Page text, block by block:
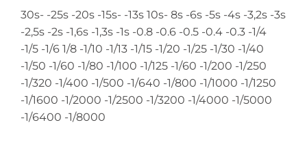
30s- -25s -20s -15s- -13s 10s- 8s -6s -5s -4s -3,2s -3s
-2,5s -2s -1,6s -1,3s -1s -0.8 -0.6 -0.5 -0.4 -0.3 -1/4
-1/5 -1/6 1/8 -1/10 -1/13 -1/15 -1/20 -1/25 -1/30 -1/40
-1/50 -1/60 -1/80 -1/100 -1/125 -1/60 -1/200 -1/250
-1/320 -1/400 -1/500 -1/640 -1/800 -1/1000 -1/1250
-1/1600 -1/2000 -1/2500 -1/3200 -1/4000 -1/5000
-1/6400 -1/8000